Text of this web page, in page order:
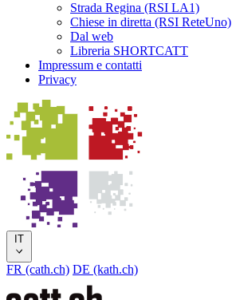
Strada Regina (RSI LA1)
Chiese in diretta (RSI ReteUno)
Dal web
Libreria SHORTCATT
Impressum e contatti
Privacy
IT
FR (cath.ch) DE (kath.ch)